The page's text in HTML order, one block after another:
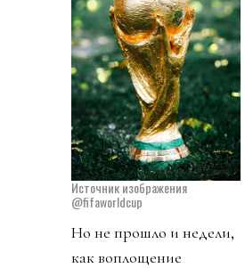
Источник изображения
@fifaworldcup
Но не прошло и недели,
как воплощение